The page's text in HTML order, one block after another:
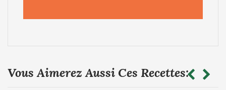
Vous Aimerez Aussi Ces Recettes: